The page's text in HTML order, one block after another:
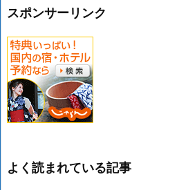
スポンサーリンク
よく読まれている記事